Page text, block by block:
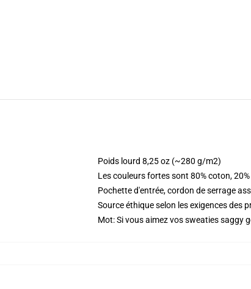
Poids lourd 8,25 oz (~280 g/m2)
Les couleurs fortes sont 80% coton,
Pochette d'entrée, cordon de serrage
Source éthique selon les exigences des
Mot: Si vous aimez vos sweaties saggy